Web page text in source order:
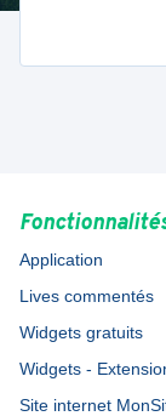
Application
Lives commentés
Widgets gratuits
Widgets -
Site internet